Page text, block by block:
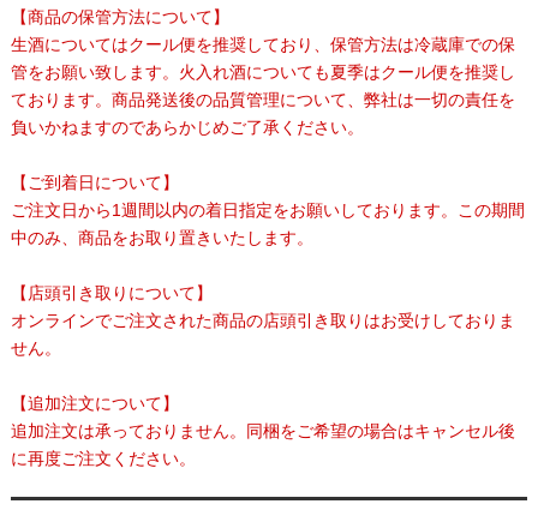
【商品の保管方法について】
生酒についてはクール便を推奨しており、保管方法は冷蔵庫での保
管をお願い致します。火入れ酒についても夏季はクール便を推奨し
ております。商品発送後の品質管理について、弊社は一切の責任を
負いかねますのであらかじめご了承ください。
【ご到着日について】
ご注文日から1週間以内の着日指定をお願いしております。この期間
中のみ、商品をお取り置きいたします。
【店頭引き取りについて】
オンラインでご注文された商品の店頭引き取りはお受けしておりま
せん。
【追加注文について】
追加注文は承っておりません。同梱をご希望の場合はキャンセル後
に再度ご注文ください。